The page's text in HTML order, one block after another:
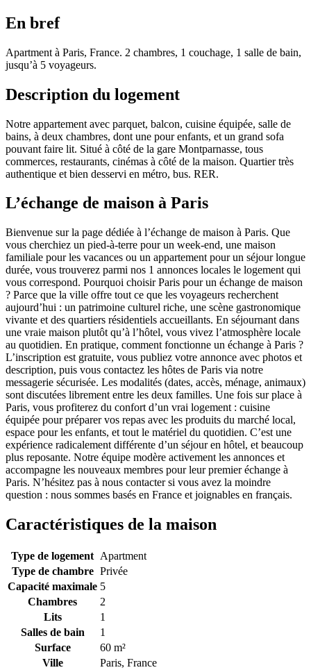
En bref
Apartment à Paris, France. 2 chambres, 1 couchage, 1 salle de bain,
jusqu’à 5 voyageurs.
Description du logement
Notre appartement avec parquet, balcon, cuisine équipée, salle de
bains, à deux chambres, dont une pour enfants, et un grand sofa
pouvant faire lit. Situé à côté de la gare Montparnasse, tous
commerces, restaurants, cinémas à côté de la maison. Quartier très
authentique et bien desservi en métro, bus. RER.
L’échange de maison à Paris
Bienvenue sur la page dédiée à l’échange de maison à Paris. Que
vous cherchiez un pied-à-terre pour un week-end, une maison
familiale pour les vacances ou un appartement pour un séjour longue
durée, vous trouverez parmi nos 1 annonces locales le logement qui
vous correspond. Pourquoi choisir Paris pour un échange de maison
? Parce que la ville offre tout ce que les voyageurs recherchent
aujourd’hui : un patrimoine culturel riche, une scène gastronomique
vivante et des quartiers résidentiels accueillants. En séjournant dans
une vraie maison plutôt qu’à l’hôtel, vous vivez l’atmosphère locale
au quotidien. En pratique, comment fonctionne un échange à Paris ?
L’inscription est gratuite, vous publiez votre annonce avec photos et
description, puis vous contactez les hôtes de Paris via notre
messagerie sécurisée. Les modalités (dates, accès, ménage, animaux)
sont discutées librement entre les deux familles. Une fois sur place à
Paris, vous profiterez du confort d’un vrai logement : cuisine
équipée pour préparer vos repas avec les produits du marché local,
espace pour les enfants, et tout le matériel du quotidien. C’est une
expérience radicalement différente d’un séjour en hôtel, et beaucoup
plus reposante. Notre équipe modère activement les annonces et
accompagne les nouveaux membres pour leur premier échange à
Paris. N’hésitez pas à nous contacter si vous avez la moindre
question : nous sommes basés en France et joignables en français.
Caractéristiques de la maison
Type de logement Apartment
Type de chambre Privée
Capacité maximale 5
Chambres
2
Lits
1
Salles de bain
1
Surface
60 m²
Ville
Paris, France